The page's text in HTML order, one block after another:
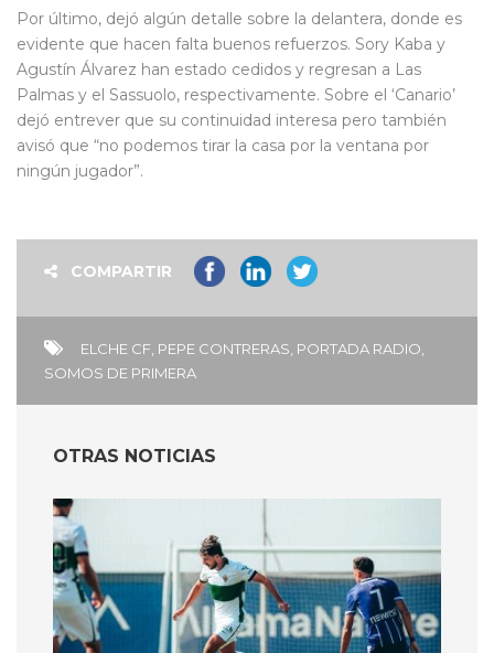
Por último, dejó algún detalle sobre la delantera, donde es
evidente que hacen falta buenos refuerzos. Sory Kaba y
Agustín Álvarez han estado cedidos y regresan a Las
Palmas y el Sassuolo, respectivamente. Sobre el ‘Canario’
dejó entrever que su continuidad interesa pero también
avisó que “no podemos tirar la casa por la ventana por
ningún jugador”.
COMPARTIR
ELCHE CF PEPE CONTRERAS PORTADA RADIO
SOMOS DE PRIMERA
OTRAS NOTICIAS